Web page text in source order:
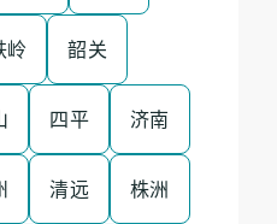
岭 韶关
四平 济南
清远 株洲